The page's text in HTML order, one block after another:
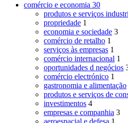
comércio e economia 30
produtos e serviços
propriedade 1
economia e sociedade 3
comércio de retalho 1
serviços às empresas 1
comércio internacional 1
oportunidades d negócios
comércio electrónico 1
gastronomia e alimentação
produtos e serviços de
investimentos 4
empresas e companhia 3